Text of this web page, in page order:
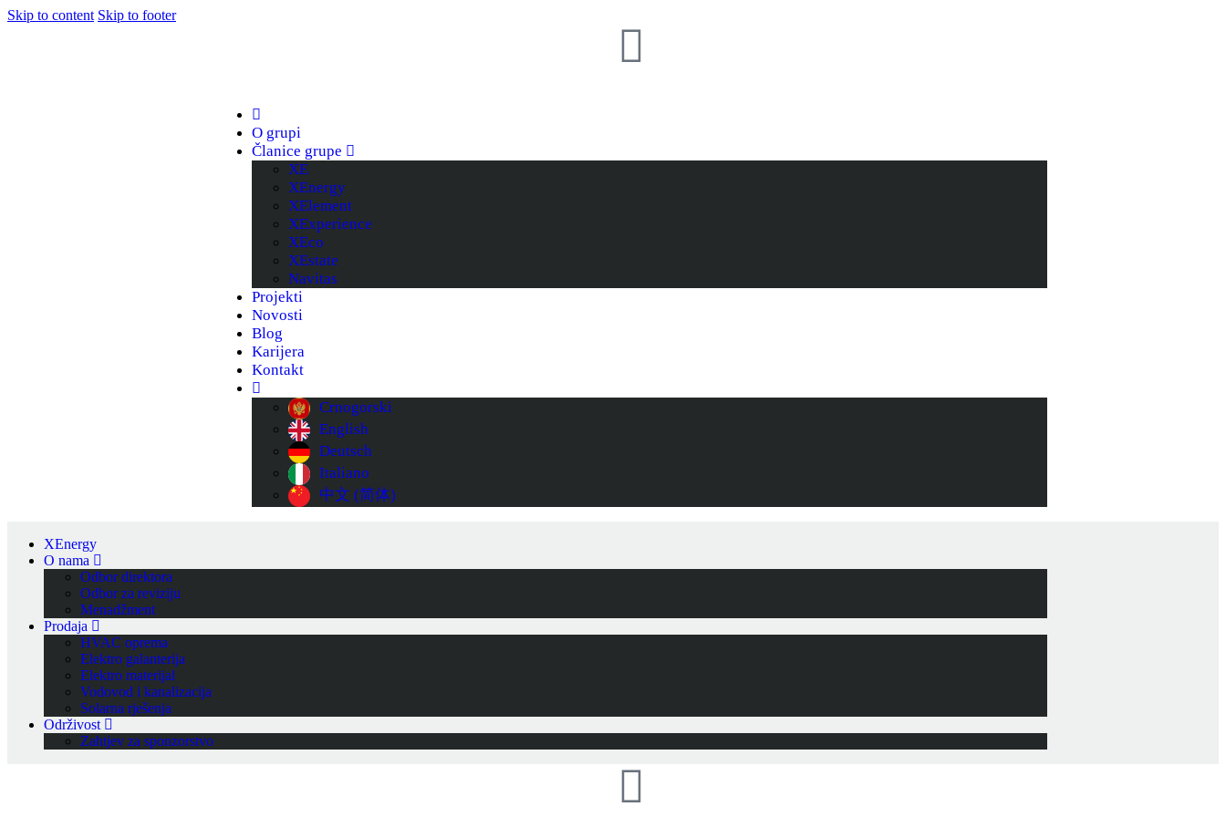
Skip to content Skip to footer
O grupi
Članice grupe
XE
XEnergy
XElement
XExperience
XEco
XEstate
Navitas
Projekti
Novosti
Blog
Karijera
Kontakt
Crnogorski
English
Deutsch
Italiano
中文 (简体)
XEnergy
O nama
Odbor direktora
Odbor za reviziju
Menadžment
Prodaja
HVAC oprema
Elektro galanterija
Elektro materijal
Vodovod i kanalizacija
Solarna rješenja
Održivost
Zahtjev za sponzorstvo